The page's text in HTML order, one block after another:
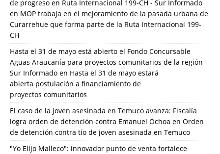
de progreso en Ruta Internacional 199-CH - Sur Informado
en MOP trabaja en el mejoramiento de la pasada urbana de
Curarrehue que forma parte de la Ruta Internacional 199-
CH
Hasta el 31 de mayo está abierto el Fondo Concursable
Aguas Araucanía para proyectos comunitarios de la región -
Sur Informado en Hasta el 31 de mayo estará
abierta postulación a financiamiento de
proyectos comunitarios
El caso de la joven asesinada en Temuco avanza: Fiscalía
logra orden de detención contra Emanuel Ochoa en Orden
de detención contra tío de joven asesinada en Temuco
"Yo Elijo Malleco": innovador punto de venta fortalece